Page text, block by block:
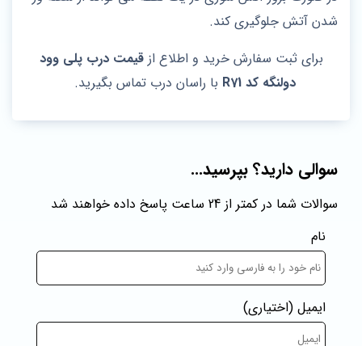
شدن آتش جلوگیری کند.
برای ثبت سفارش خرید و اطلاع ازقیمت درب پلی وود
دولنگه کد R71
با راسان درب تماس بگیرید.
سوالی دارید؟ بپرسید...
سوالات شما در کمتر از 24 ساعت پاسخ داده خواهند شد
نام
ایمیل (اختیاری)